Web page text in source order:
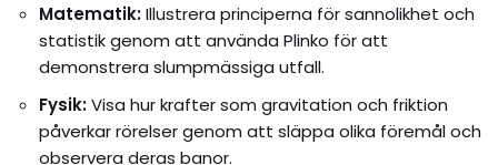
Matematik:Illustrera principerna för sannolikhet och
statistik genom att använda Plinko för att
demonstrera slumpmässiga utfall.
Fysik:Visa hur krafter som gravitation och friktion
påverkar rörelser genom att släppa olika föremål och
observera deras banor.